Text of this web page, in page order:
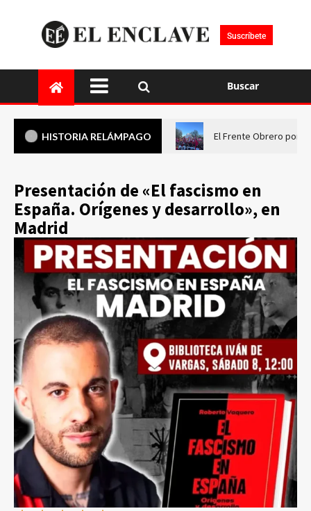
Suscríbete
Buscar
HISTORIA RELÁMPAGO El Frente Obrero pone
Presentación de «El fascismo en
España. Orígenes y desarrollo», en
Madrid